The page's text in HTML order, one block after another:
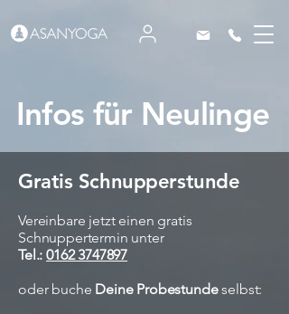
Infos für Neulinge
Gratis Schnupperstunde
Vereinbare jetzt einen gratis
Schnuppertermin unter
Tel.:0162 3747897
oder buche Deine Probestundeselbst:​